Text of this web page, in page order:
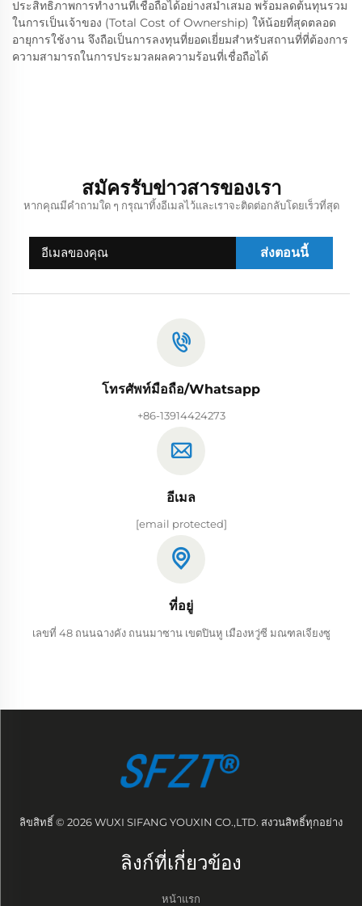
ประสิทธิภาพการทำงานที่เชื่อถือได้อย่างสม่ำเสมอ พร้อมลดต้นทุนรวม
ในการเป็นเจ้าของ (Total Cost of Ownership) ให้น้อยที่สุดตลอด
อายุการใช้งาน จึงถือเป็นการลงทุนที่ยอดเยี่ยมสำหรับสถานที่ที่ต้องการ
ความสามารถในการประมวลผลความร้อนที่เชื่อถือได้
สมัครรับข่าวสารของเรา
หากคุณมีคำถามใด ๆ กรุณาทิ้งอีเมลไว้และเราจะติดต่อกลับโดยเร็วที่สุด
ส่งตอนนี้
โทรศัพท์มือถือ/Whatsapp
+86-13914424273
อีเมล
[email protected]
ที่อยู่
เลขที่ 48 ถนนฉางคัง ถนนมาซาน เขตปินหู เมืองหวู่ซี มณฑลเจียงซู
ลิขสิทธิ์ © 2026 WUXI SIFANG YOUXIN CO.,LTD. สงวนสิทธิ์ทุกอย่าง
ลิงก์ที่เกี่ยวข้อง
หน้าแรก